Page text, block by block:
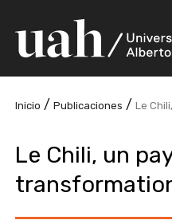
Inicio /Publicaciones /Le
Le Chili, un